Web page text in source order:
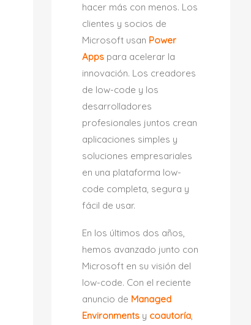
hacer más con menos. Los
clientes y socios de
Microsoft usan Power
Apps para acelerar la
innovación. Los creadores
de low-code y los
desarrolladores
profesionales juntos crean
aplicaciones simples y
soluciones empresariales
en una plataforma low-
code completa, segura y
fácil de usar.
En los últimos dos años,
hemos avanzado junto con
Microsoft en su visión del
low-code. Con el reciente
anuncio de Managed
Environments y coautoría,